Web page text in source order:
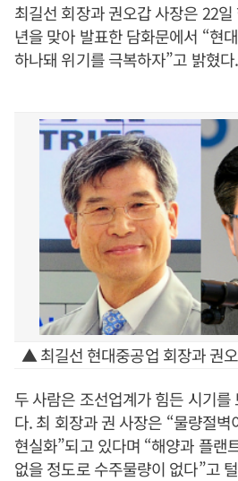
최길선 회장과 권오갑 사장은 22
년을 맞아 발표한 담화문에서 “현
하나돼 위기를 극복하자”고 밝혔다.
▲ 최길선 현대중공업 회장과 권
두 사람은 조선업계가 힘든 시기를
다. 최 회장과 권 사장은 “물량절
현실화”되고 있다며 “해양과 플랜
없을 정도로 수주물량이 없다”고